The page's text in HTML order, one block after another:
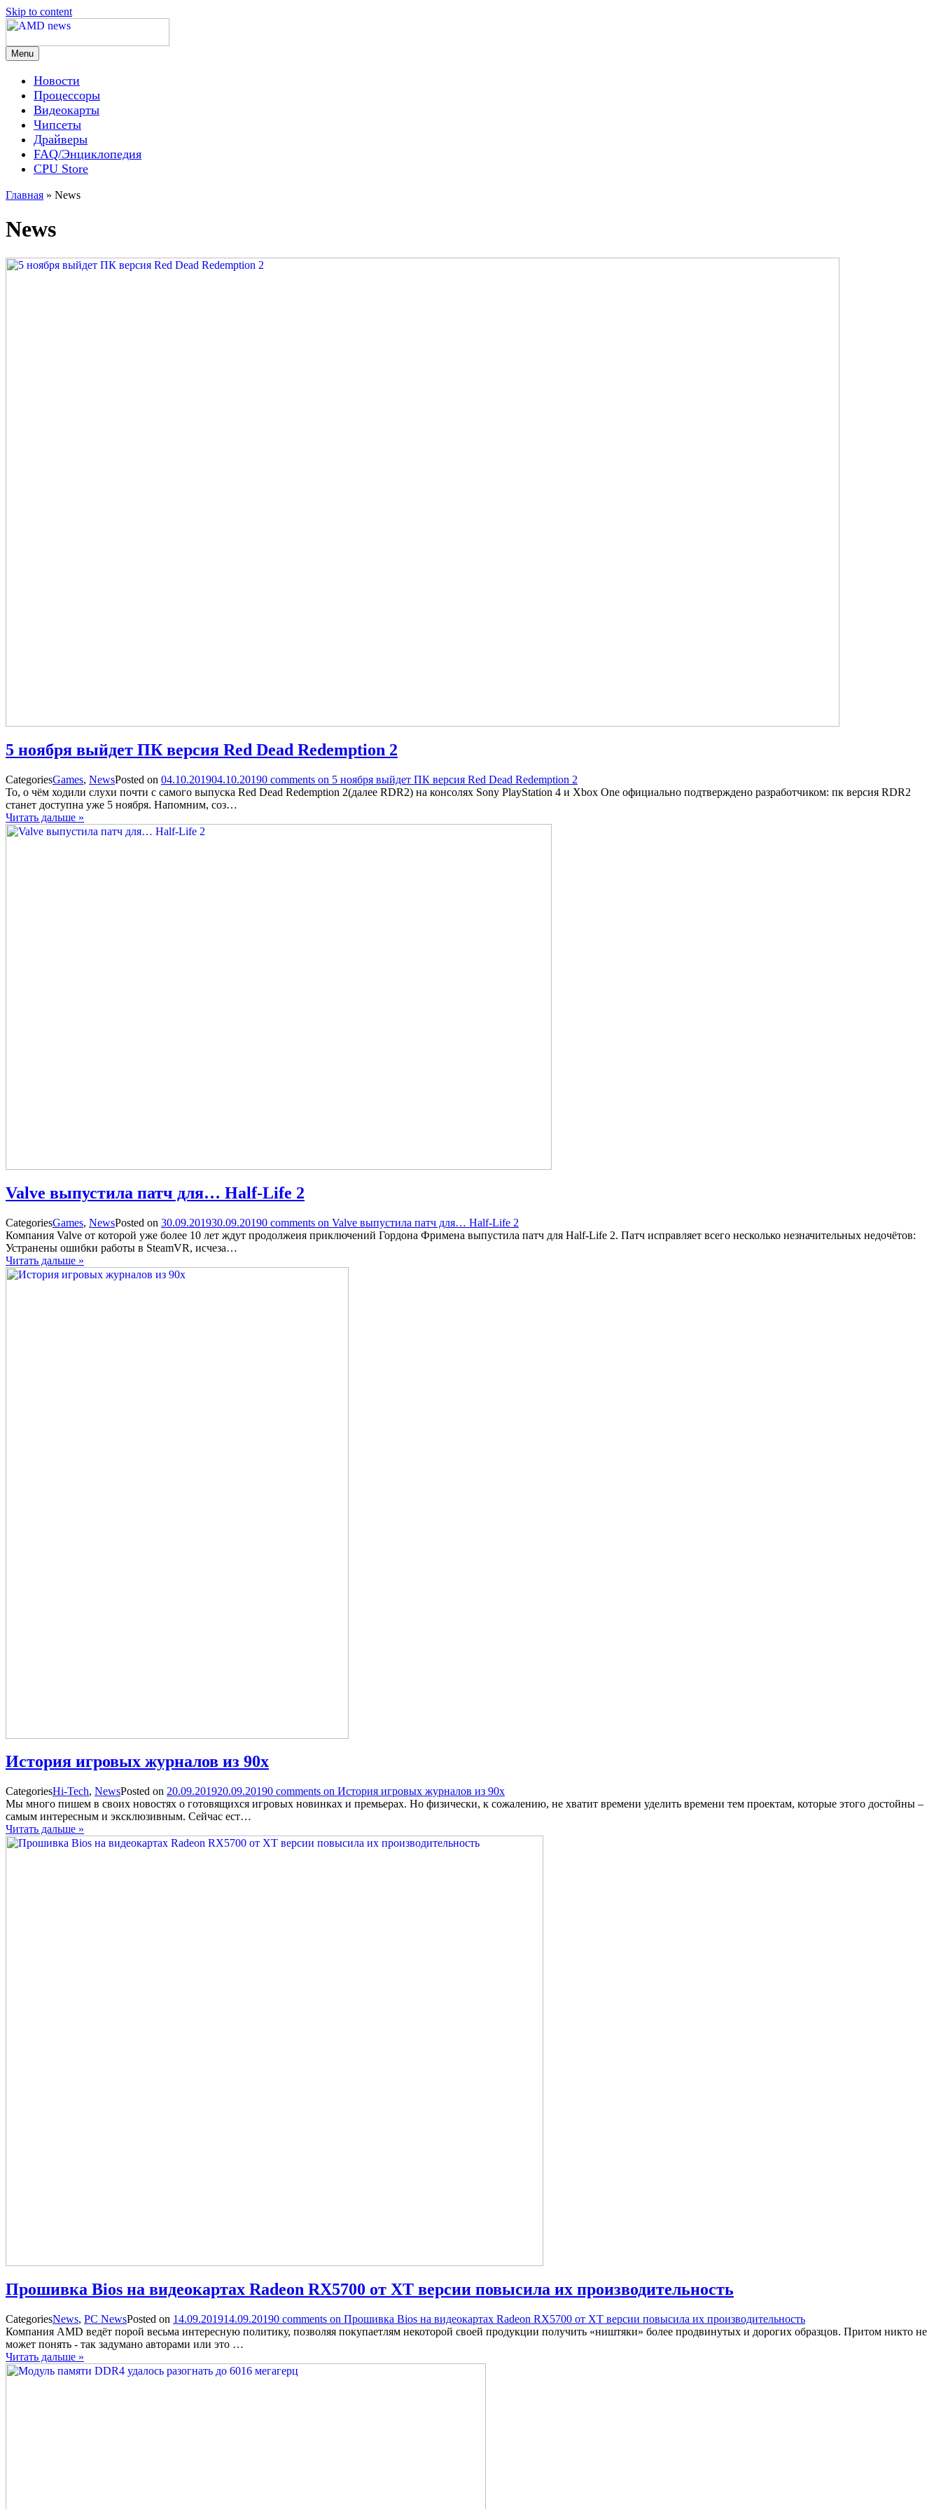
Skip to content
AMD news
Menu
Новости
Процессоры
Видеокарты
Чипсеты
Драйверы
FAQ/Энциклопедия
CPU Store
Главная » News
News
5 ноября выйдет ПК версия Red Dead Redemption 2
CategoriesGames, NewsPosted on 04.10.201904.10.20190 comments on 5 ноября выйдет ПК версия Red Dead Redemption 2
То, о чём ходили слухи почти с самого выпуска Red Dead Redemption 2(далее RDR2) на консолях Sony PlayStation 4 и Xbox One официально подтверждено разработчиком: пк версия RDR2
станет доступна уже 5 ноября. Напомним, соз…
Читать дальше »
Valve выпустила патч для… Half-Life 2
CategoriesGames, NewsPosted on 30.09.201930.09.20190 comments on Valve выпустила патч для… Half-Life 2
Компания Valve от которой уже более 10 лет ждут продолжеия приключений Гордона Фримена выпустила патч для Half-Life 2. Патч исправляет всего несколько незначительных недочётов:
Устранены ошибки работы в SteamVR, исчеза…
Читать дальше »
История игровых журналов из 90х
CategoriesHi-Tech, NewsPosted on 20.09.201920.09.20190 comments on История игровых журналов из 90х
Мы много пишем в своих новостях о готовящихся игровых новинках и премьерах. Но физически, к сожалению, не хватит времени уделить времени тем проектам, которые этого достойны –
самым интересным и эксклюзивным. Сейчас ест…
Читать дальше »
Прошивка Bios на видеокартах Radeon RX5700 от XT версии повысила их производительность
CategoriesNews, PC NewsPosted on 14.09.201914.09.20190 comments on Прошивка Bios на видеокартах Radeon RX5700 от XT версии повысила их производительность
Компания AMD ведёт порой весьма интересную политику, позволяя покупаетлям некоторой своей продукции получить «ништяки» более продвинутых и дорогих образцов. Притом никто не
может понять - так задумано авторами или это …
Читать дальше »